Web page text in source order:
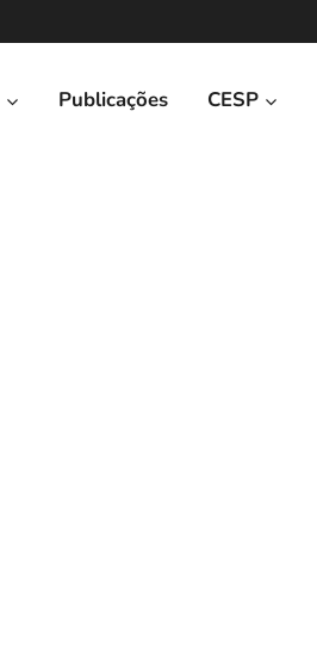
Publicações CESP